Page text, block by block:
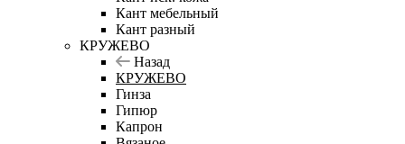
Кант мебельный
Кант разный
КРУЖЕВО
Назад
КРУЖЕВО
Гинза
Гипюр
Капрон